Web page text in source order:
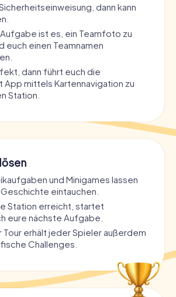
dann kann
ist es, ein Teamfoto zu
euch einen Teamnamen
dann führt euch die
App mittels Kartennavigation zu
Station.
und Minigames lassen
eintauchen.
Station erreicht, startet
eure nächste Aufgabe.
Tour erhält jeder Spieler außerdem
Challenges.